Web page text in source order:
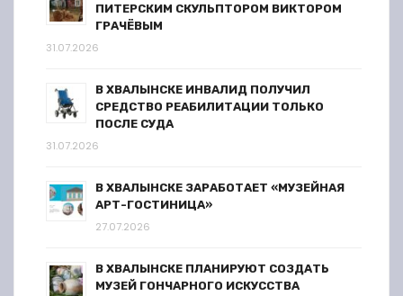
ПИТЕРСКИМ СКУЛЬПТОРОМ ВИКТОРОМ
ГРАЧЁВЫМ
31.07.2026
В ХВАЛЫНСКЕ ИНВАЛИД ПОЛУЧИЛ
СРЕДСТВО РЕАБИЛИТАЦИИ ТОЛЬКО
ПОСЛЕ СУДА
31.07.2026
В ХВАЛЫНСКЕ ЗАРАБОТАЕТ «МУЗЕЙНАЯ
АРТ-ГОСТИНИЦА»
27.07.2026
В ХВАЛЫНСКЕ ПЛАНИРУЮТ СОЗДАТЬ
МУЗЕЙ ГОНЧАРНОГО ИСКУССТВА